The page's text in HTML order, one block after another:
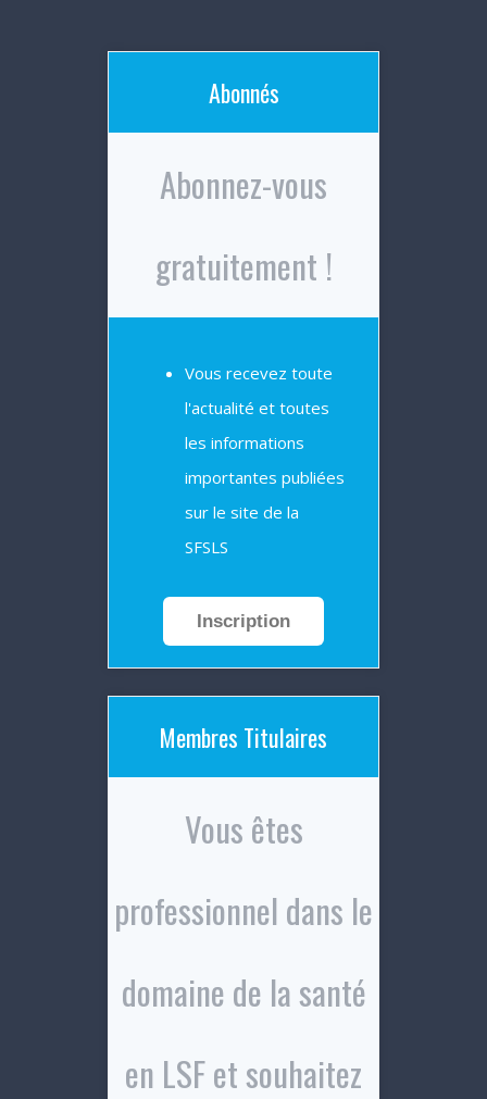
Abonnés
Abonnez-vous
gratuitement !
Vous recevez toute
l'actualité et toutes
les informations
importantes publiées
sur le site de la
SFSLS
Inscription
Membres Titulaires
Vous êtes
professionnel dans le
domaine de la santé
en LSF et souhaitez